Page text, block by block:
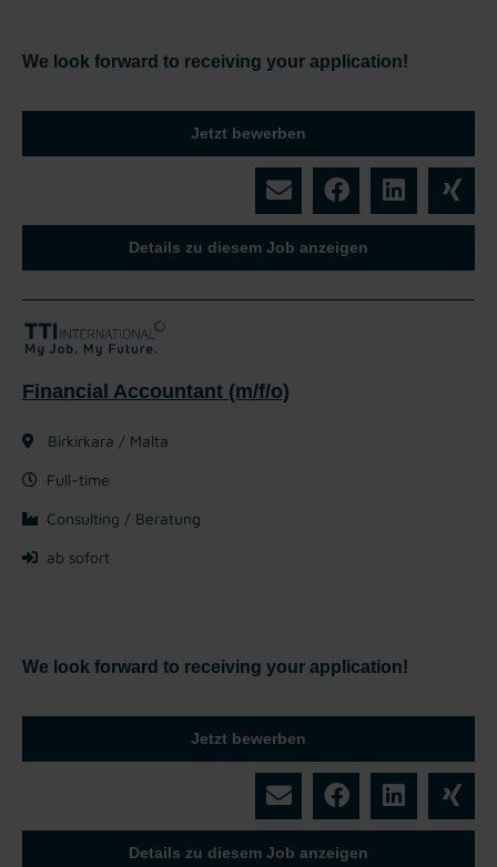
We look forward to receiving your application!
Jetzt bewerben
Details zu diesem Job anzeigen
Financial Accountant (m/f/o)
Birkirkara / Malta
Full-time
Consulting / Beratung
ab sofort
We look forward to receiving your application!
Jetzt bewerben
Details zu diesem Job anzeigen